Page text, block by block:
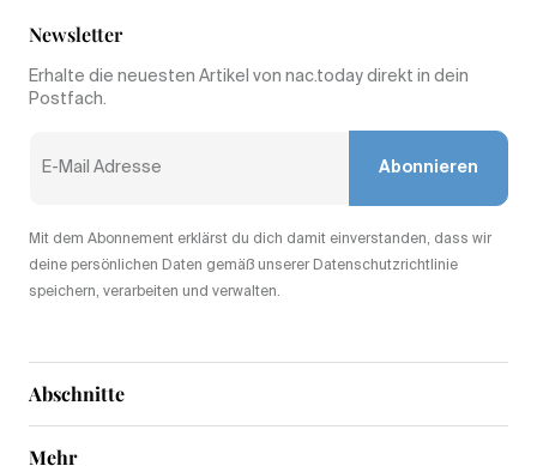
Abschnitte
Mehr
Newsletter
Erhalte die neuesten Artikel von nac.today direkt in dein
Postfach.
Abonnieren
Mit dem Abonnement erklärst du dich damit einverstanden, dass wir
deine persönlichen Daten gemäß unserer Datenschutzrichtlinie
speichern, verarbeiten und verwalten.